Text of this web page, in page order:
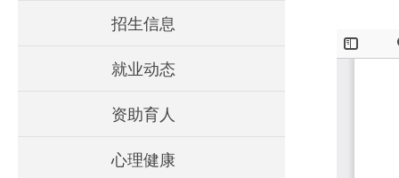
招生信息
就业动态
资助育人
心理健康